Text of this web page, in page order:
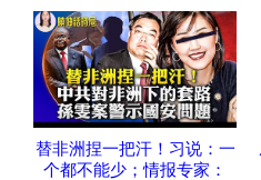
替非洲捏一把汗！习说：一
个都不能少；情报专家：